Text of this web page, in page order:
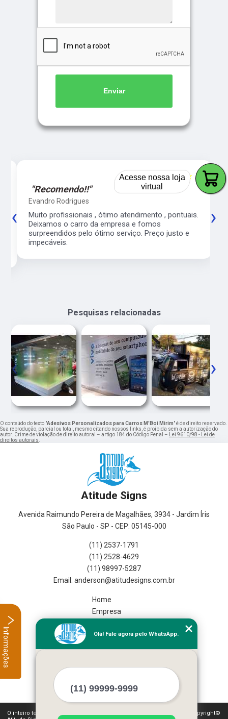
Enviar
5
☆☆☆☆☆
"Recomendo!!"
Evandro Rodrigues
Muito profissionais , ótimo atendimento , pontuais.
Deixamos o carro da empresa e fomos
surpreendidos pelo ótimo serviço. Preço justo e
impecáveis.
‹ ›
Pesquisas relacionadas
‹ ›
O conteúdo do texto "Adesivos Personalizados para Carros M'Boi Mirim" é de direito reservado.
Sua reprodução, parcial ou total, mesmo citando nossos links, é proibida sem a autorização do
autor. Crime de violação de direito autoral – artigo 184 do Código Penal –
Lei 9610/98 - Lei de
direitos autorais
Atitude Signs
Avenida Raimundo Pereira de Magalhães, 3934 - Jardim Íris
São Paulo - SP - CEP: 05145-000
(11) 2537-1791
(11) 2528-4629
(11) 98997-5287
Home
Empresa
Serviços
Mais Serviços
O inteiro teor deste site está sujeito à proteção de direitos autorais. Copyright©
Olá! Fale agora pelo WhatsApp.
Informações
Acesse nossa loja
virtual